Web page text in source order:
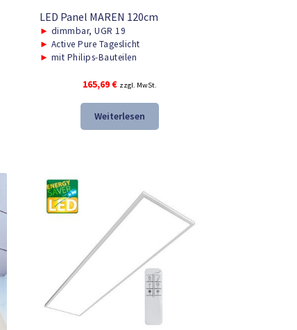
LED Panel MAREN 120cm
► dimmbar, UGR 19
► Active Pure Tageslicht
► mit Philips-Bauteilen
165,69€ zzgl. MwSt.
Weiterlesen